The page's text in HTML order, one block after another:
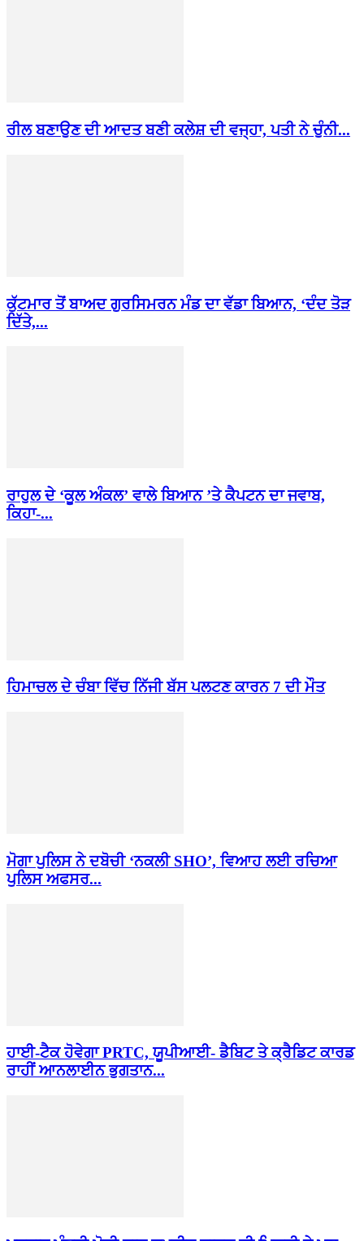
ਰੀਲ ਬਣਾਉਣ ਦੀ ਆਦਤ ਬਣੀ ਕਲੇਸ਼ ਦੀ ਵਜ੍ਹਾ, ਪਤੀ ਨੇ ਚੁੰਨੀ...
ਕੁੱਟਮਾਰ ਤੋਂ ਬਾਅਦ ਗੁਰਸਿਮਰਨ ਮੰਡ ਦਾ ਵੱਡਾ ਬਿਆਨ, ‘ਦੰਦ ਤੋੜ
ਦਿੱਤੇ,...
ਰਾਹੁਲ ਦੇ ‘ਕੂਲ ਅੰਕਲ’ ਵਾਲੇ ਬਿਆਨ ’ਤੇ ਕੈਪਟਨ ਦਾ ਜਵਾਬ,
ਕਿਹਾ-...
ਹਿਮਾਚਲ ਦੇ ਚੰਬਾ ਵਿੱਚ ਨਿੱਜੀ ਬੱਸ ਪਲਟਣ ਕਾਰਨ 7 ਦੀ ਮੌਤ
ਮੋਗਾ ਪੁਲਿਸ ਨੇ ਦਬੋਚੀ ‘ਨਕਲੀ SHO’, ਵਿਆਹ ਲਈ ਰਚਿਆ
ਪੁਲਿਸ ਅਫਸਰ...
ਹਾਈ-ਟੈਕ ਹੋਵੇਗਾ PRTC, ਯੂਪੀਆਈ- ਡੈਬਿਟ ਤੇ ਕ੍ਰੈਡਿਟ ਕਾਰਡ
ਰਾਹੀਂ ਆਨਲਾਈਨ ਭੁਗਤਾਨ...